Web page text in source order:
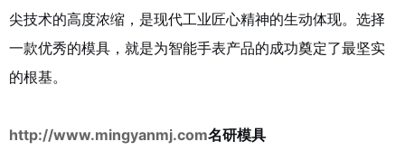
尖技术的高度浓缩，是现代工业匠心精神的生动体现。选择
一款优秀的模具，就是为智能手表产品的成功奠定了最坚实
的根基。
http://www.mingyanmj.com名研模具